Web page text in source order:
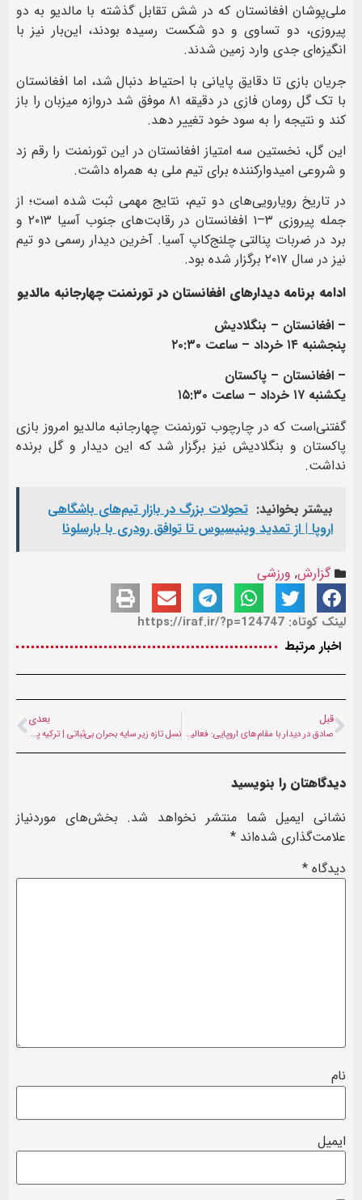
ملی‌پوشان افغانستان که در شش تقابل گذشته با مالدیو به دو
پیروزی، دو تساوی و دو شکست رسیده بودند، این‌بار نیز با
انگیزه‌ای جدی وارد زمین شدند.
جریان بازی تا دقایق پایانی با احتیاط دنبال شد، اما افغانستان
با تک گل رومان فازی در دقیقه ۸۱ موفق شد دروازه میزبان را باز
کند و نتیجه را به سود خود تغییر دهد.
این گل، نخستین سه امتیاز افغانستان در این تورنمنت را رقم زد
و شروعی امیدوارکننده برای تیم ملی به همراه داشت.
در تاریخ رویارویی‌های دو تیم، نتایج مهمی ثبت شده است؛ از
جمله پیروزی ۳–۱ افغانستان در رقابت‌های جنوب آسیا ۲۰۱۳ و
برد در ضربات پنالتی چلنج‌کاپ آسیا. آخرین دیدار رسمی دو تیم
نیز در سال ۲۰۱۷ برگزار شده بود.
ادامه برنامه دیدارهای افغانستان در تورنمنت چهارجانبه مالدیو
– افغانستان – بنگلادیش
پنجشنبه ۱۴ خرداد – ساعت ۲۰:۳۰
– افغانستان – پاکستان
یکشنبه ۱۷ خرداد – ساعت ۱۵:۳۰
گفتنی‌است که در چارچوب تورنمنت چهارجانبه مالدیو امروز بازی
پاکستان و بنگلادیش نیز برگزار شد که این دیدار و گل برنده
نداشت.
بیشتر بخوانید: تحولات بزرگ در بازار تیم‌های باشگاهی
اروپا | از تمدید وینیسیوس تا توافق رودری با بارسلونا
گزارش, ورزشی
لینک کوتاه: https://iraf.ir/?p=124747
اخبار مرتبط
قبل
صادق در دیدار با مقام‌های اروپایی: فعالیت گروه‌های تروریستی از خاک افغانستان ادامه دارد
بعدی
نسل تازه زیر سایه بحران بی‌ثباتی | ترکیه پس از ۲۴ سال به جام جهانی باز می‌گردد
دیدگاهتان را بنویسید
نشانی ایمیل شما منتشر نخواهد شد. بخش‌های موردنیاز
علامت‌گذاری شده‌اند *
دیدگاه *
نام
ایمیل